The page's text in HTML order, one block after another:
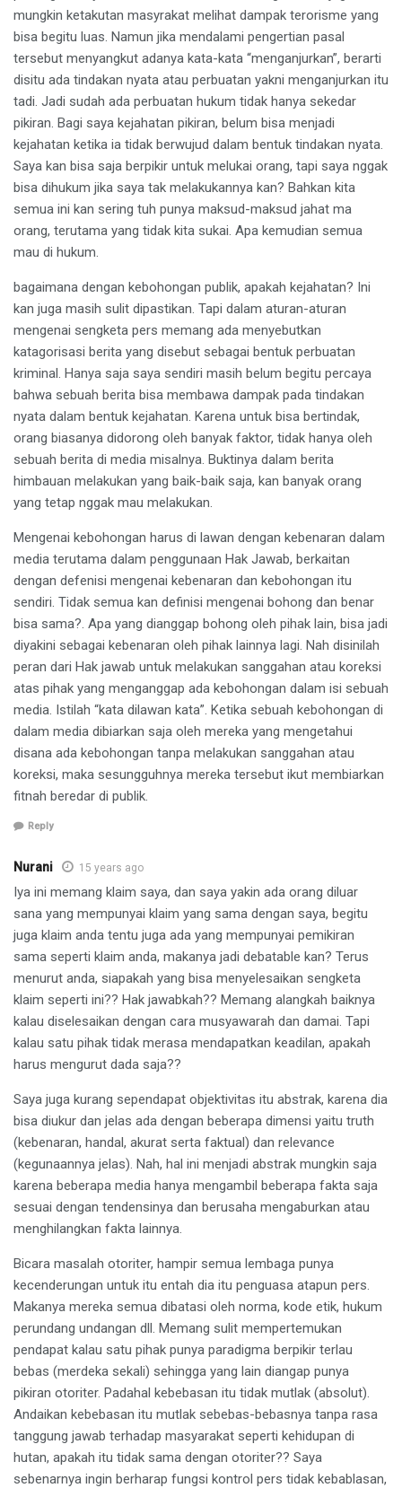
mungkin ketakutan masyrakat melihat dampak terorisme yang
bisa begitu luas. Namun jika mendalami pengertian pasal
tersebut menyangkut adanya kata-kata “menganjurkan”, berarti
disitu ada tindakan nyata atau perbuatan yakni menganjurkan itu
tadi. Jadi sudah ada perbuatan hukum tidak hanya sekedar
pikiran. Bagi saya kejahatan pikiran, belum bisa menjadi
kejahatan ketika ia tidak berwujud dalam bentuk tindakan nyata.
Saya kan bisa saja berpikir untuk melukai orang, tapi saya nggak
bisa dihukum jika saya tak melakukannya kan? Bahkan kita
semua ini kan sering tuh punya maksud-maksud jahat ma
orang, terutama yang tidak kita sukai. Apa kemudian semua
mau di hukum.
bagaimana dengan kebohongan publik, apakah kejahatan? Ini
kan juga masih sulit dipastikan. Tapi dalam aturan-aturan
mengenai sengketa pers memang ada menyebutkan
katagorisasi berita yang disebut sebagai bentuk perbuatan
kriminal. Hanya saja saya sendiri masih belum begitu percaya
bahwa sebuah berita bisa membawa dampak pada tindakan
nyata dalam bentuk kejahatan. Karena untuk bisa bertindak,
orang biasanya didorong oleh banyak faktor, tidak hanya oleh
sebuah berita di media misalnya. Buktinya dalam berita
himbauan melakukan yang baik-baik saja, kan banyak orang
yang tetap nggak mau melakukan.
Mengenai kebohongan harus di lawan dengan kebenaran dalam
media terutama dalam penggunaan Hak Jawab, berkaitan
dengan defenisi mengenai kebenaran dan kebohongan itu
sendiri. Tidak semua kan definisi mengenai bohong dan benar
bisa sama?. Apa yang dianggap bohong oleh pihak lain, bisa jadi
diyakini sebagai kebenaran oleh pihak lainnya lagi. Nah disinilah
peran dari Hak jawab untuk melakukan sanggahan atau koreksi
atas pihak yang menganggap ada kebohongan dalam isi sebuah
media. Istilah “kata dilawan kata”. Ketika sebuah kebohongan di
dalam media dibiarkan saja oleh mereka yang mengetahui
disana ada kebohongan tanpa melakukan sanggahan atau
koreksi, maka sesungguhnya mereka tersebut ikut membiarkan
fitnah beredar di publik.
Reply
Nurani 15 years ago
Iya ini memang klaim saya, dan saya yakin ada orang diluar
sana yang mempunyai klaim yang sama dengan saya, begitu
juga klaim anda tentu juga ada yang mempunyai pemikiran
sama seperti klaim anda, makanya jadi debatable kan? Terus
menurut anda, siapakah yang bisa menyelesaikan sengketa
klaim seperti ini?? Hak jawabkah?? Memang alangkah baiknya
kalau diselesaikan dengan cara musyawarah dan damai. Tapi
kalau satu pihak tidak merasa mendapatkan keadilan, apakah
harus mengurut dada saja??
Saya juga kurang sependapat objektivitas itu abstrak, karena dia
bisa diukur dan jelas ada dengan beberapa dimensi yaitu truth
(kebenaran, handal, akurat serta faktual) dan relevance
(kegunaannya jelas). Nah, hal ini menjadi abstrak mungkin saja
karena beberapa media hanya mengambil beberapa fakta saja
sesuai dengan tendensinya dan berusaha mengaburkan atau
menghilangkan fakta lainnya.
Bicara masalah otoriter, hampir semua lembaga punya
kecenderungan untuk itu entah dia itu penguasa atapun pers.
Makanya mereka semua dibatasi oleh norma, kode etik, hukum
perundang undangan dll. Memang sulit mempertemukan
pendapat kalau satu pihak punya paradigma berpikir terlau
bebas (merdeka sekali) sehingga yang lain diangap punya
pikiran otoriter. Padahal kebebasan itu tidak mutlak (absolut).
Andaikan kebebasan itu mutlak sebebas-bebasnya tanpa rasa
tanggung jawab terhadap masyarakat seperti kehidupan di
hutan, apakah itu tidak sama dengan otoriter?? Saya
sebenarnya ingin berharap fungsi kontrol pers tidak kebablasan,